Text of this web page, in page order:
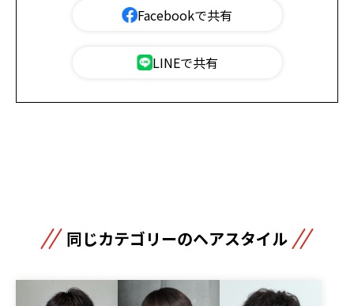
Facebookで共有
LINEで共有
同じカテゴリーのヘアスタイル